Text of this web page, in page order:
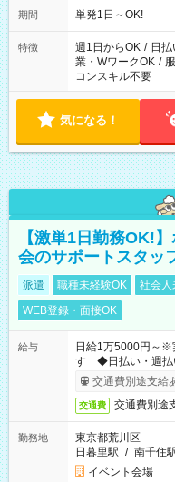
期間 単発1日～OK!
特徴 週1日からOK / 日
業・WワークOK /
コンスキル不要
気になる！
【激単1日勤務OK!
会のサポートスタッ
派遣 職種未経験OK 社会人
WEB登録・面接OK
給与
日給1万5000円～※
す ◆日払い・週払
も異なります
交通費別途支給
交通費 交通費別途
勤務地
東京都荒川区
日暮里駅 / 南千住
イベント会場